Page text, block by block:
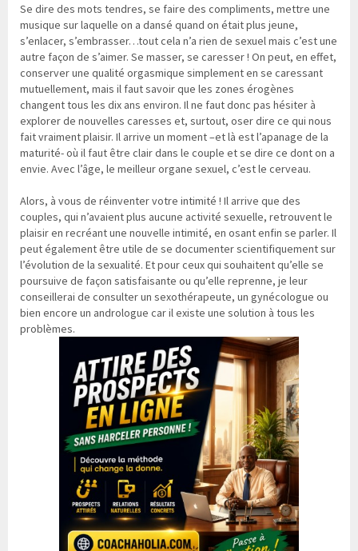
Se dire des mots tendres, se faire des compliments, mettre une
musique sur laquelle on a dansé quand on était plus jeune,
s’enlacer, s’embrasser…tout cela n’a rien de sexuel mais c’est une
autre façon de s’aimer. Se masser, se caresser ! On peut, en effet,
conserver une qualité orgasmique simplement en se caressant
mutuellement, mais il faut savoir que les zones érogènes
changent tous les dix ans environ. Il ne faut donc pas hésiter à
explorer de nouvelles caresses et, surtout, oser dire ce qui nous
fait vraiment plaisir. Il arrive un moment –et là est l’apanage de la
maturité- où il faut être clair dans le couple et se dire ce dont on a
envie. Avec l’âge, le meilleur organe sexuel, c’est le cerveau.
Alors, à vous de réinventer votre intimité ! Il arrive que des
couples, qui n’avaient plus aucune activité sexuelle, retrouvent le
plaisir en recréant une nouvelle intimité, en osant enfin se parler. Il
peut également être utile de se documenter scientifiquement sur
l’évolution de la sexualité. Et pour ceux qui souhaitent qu’elle se
poursuive de façon satisfaisante ou qu’elle reprenne, je leur
conseillerai de consulter un sexothérapeute, un gynécologue ou
bien encore un andrologue car il existe une solution à tous les
problèmes.